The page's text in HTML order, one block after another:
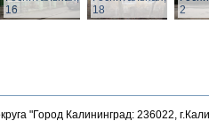
16
18
2
"Город Калининград: 236022,